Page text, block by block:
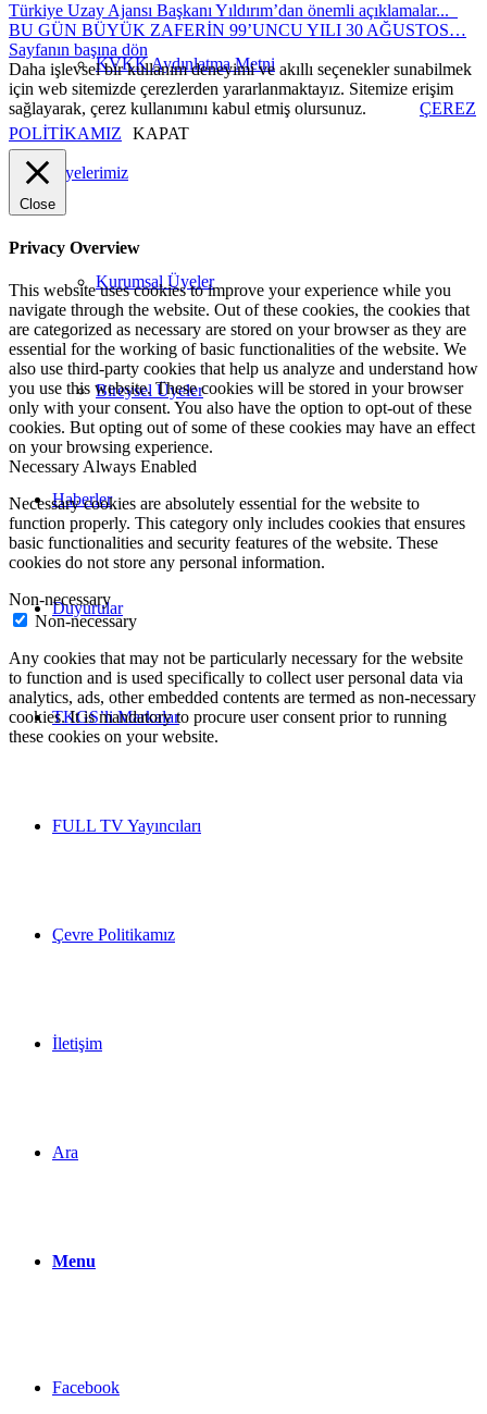
KVKK Aydınlatma Metni
Üyelerimiz
Kurumsal Üyeler
Bireysel Üyeler
Haberler
Duyurular
TKGS’li Markalar
FULL TV Yayıncıları
Çevre Politikamız
İletişim
Ara
Menu
Facebook
Türkiye Uzay Ajansı Başkanı Yıldırım’dan önemli açıklamalar...
BU GÜN BÜYÜK ZAFERİN 99’UNCU YILI 30 AĞUSTOS…
Sayfanın başına dön
Daha işlevsel bir kullanım deneyimi ve akıllı seçenekler sunabilmek
için web sitemizde çerezlerden yararlanmaktayız. Sitemize erişim
sağlayarak, çerez kullanımını kabul etmiş olursunuz.
ÇEREZ
POLİTİKAMIZ
KAPAT
Close
Privacy Overview
This website uses cookies to improve your experience while you
navigate through the website. Out of these cookies, the cookies that
are categorized as necessary are stored on your browser as they are
essential for the working of basic functionalities of the website. We
also use third-party cookies that help us analyze and understand how
you use this website. These cookies will be stored in your browser
only with your consent. You also have the option to opt-out of these
cookies. But opting out of some of these cookies may have an effect
on your browsing experience.
Necessary Always Enabled
Necessary cookies are absolutely essential for the website to
function properly. This category only includes cookies that ensures
basic functionalities and security features of the website. These
cookies do not store any personal information.
Non-necessary
Non-necessary
Any cookies that may not be particularly necessary for the website
to function and is used specifically to collect user personal data via
analytics, ads, other embedded contents are termed as non-necessary
cookies. It is mandatory to procure user consent prior to running
these cookies on your website.